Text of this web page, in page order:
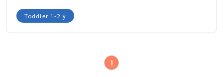
Toddler 1-2 y
1